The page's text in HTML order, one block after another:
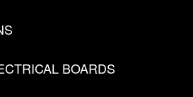
BOARDS